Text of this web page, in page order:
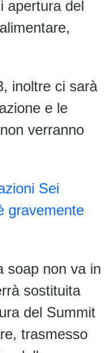
apertura del
inoltre ci sarà
e le
verranno
Sei
gravemente
soap non va in
sostituita
del Summit
trasmesso